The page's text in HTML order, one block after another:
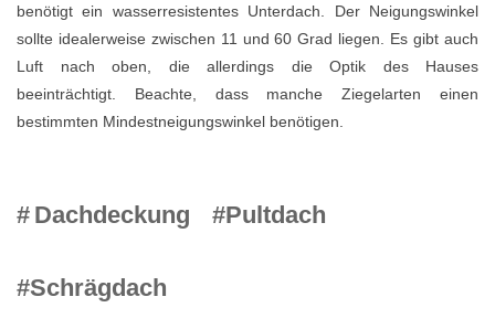
benötigt ein wasserresistentes Unterdach. Der Neigungswinkel
sollte idealerweise zwischen 11 und 60 Grad liegen. Es gibt auch
Luft nach oben, die allerdings die Optik des Hauses
beeinträchtigt. Beachte, dass manche Ziegelarten einen
bestimmten Mindestneigungswinkel benötigen.
# Dachdeckung #Pultdach
#Schrägdach